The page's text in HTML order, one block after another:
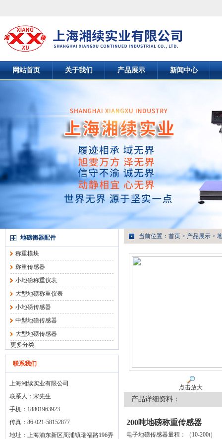
网站首页 关于我们 产品展示 新闻中心
地磅衡器配件
称重模块
称重传感器
小地磅称重仪表
大型地磅称重仪表
小地磅传感器
中型地磅传感器
大型地磅传感器
更多分类
联系我们
上海湘续实业有限公司
联系人：宋先生
手机：18801963923
传真：86-021-58152877
地址：上海浦东新区周浦镇瑞福路196弄
当前位置： 首页 > 产品展示 >
点击放大
产品详细资料：
200吨地磅称重传感器
电子地磅传感器量程：（10-200t）